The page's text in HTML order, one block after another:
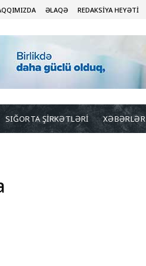
ƏLAQƏ REDAKSİYA HEYƏTİ
SIĞORTA ŞİRKƏTLƏRİ XƏBƏRLƏR